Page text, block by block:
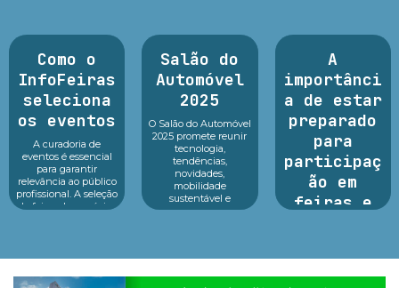
Como o
InfoFeiras
seleciona
os eventos
A curadoria de
eventos é essencial
para garantir
relevância ao público
profissional. A seleção
de feiras de negócios
Salão do
Automóvel
2025
O Salão do Automóvel
2025 promete reunir
tecnologia,
tendências,
novidades,
mobilidade
sustentável e
inovação em um só
A
importânci
a de estar
preparado
para
participaç
ão em
feiras e
Sabemos que